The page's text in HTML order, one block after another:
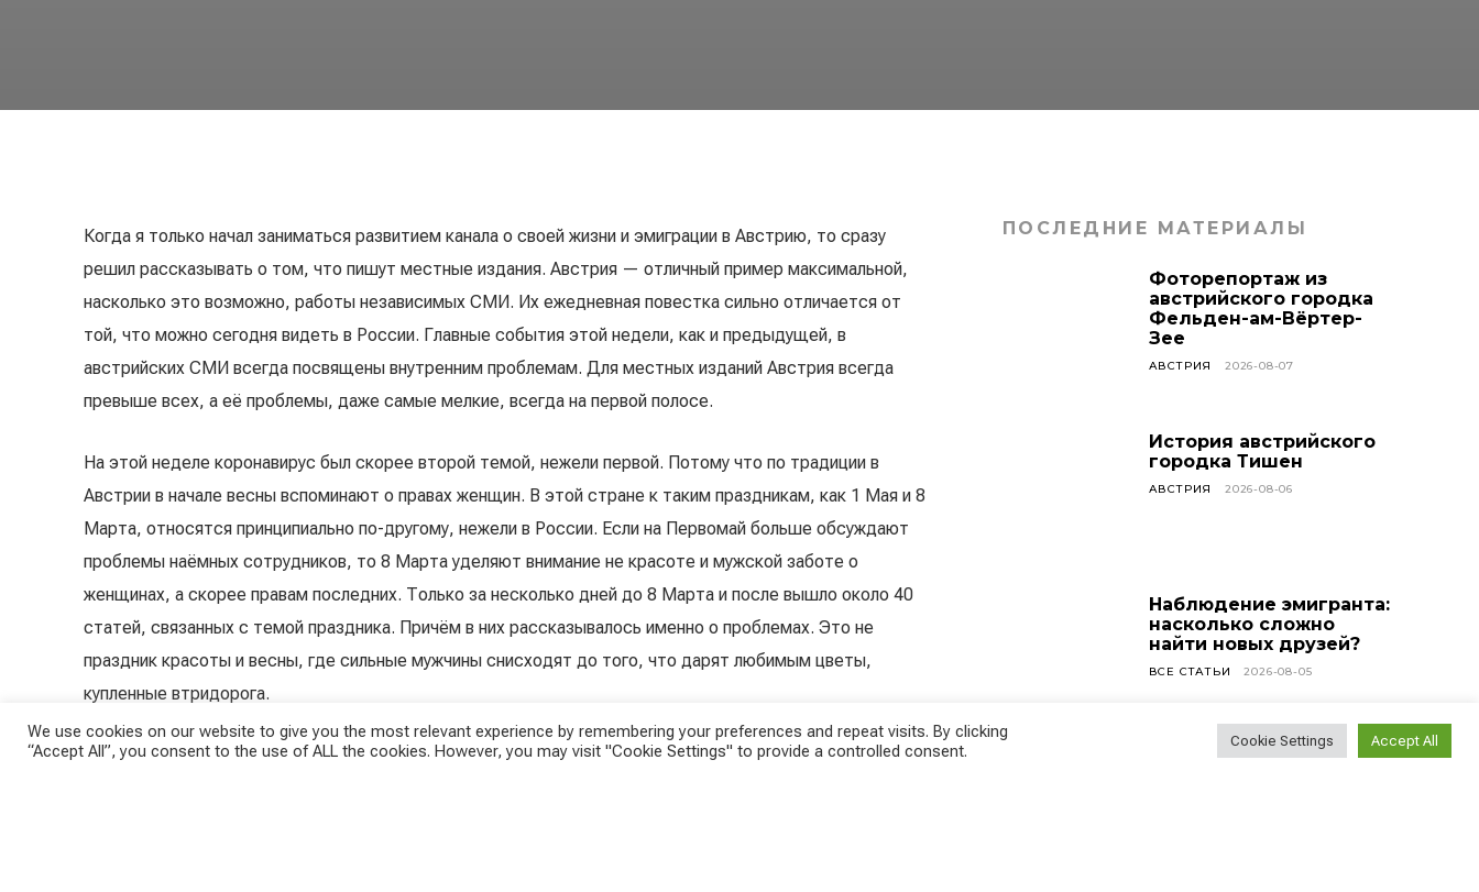
Когда я только начал заниматься развитием канала о своей жизни и эмиграции в Австрию, то сразу
решил рассказывать о том, что пишут местные издания. Австрия — отличный пример максимальной,
насколько это возможно, работы независимых СМИ. Их ежедневная повестка сильно отличается от
той, что можно сегодня видеть в России. Главные события этой недели, как и предыдущей, в
австрийских СМИ всегда посвящены внутренним проблемам. Для местных изданий Австрия всегда
превыше всех, а её проблемы, даже самые мелкие, всегда на первой полосе.
На этой неделе коронавирус был скорее второй темой, нежели первой. Потому что по традиции в
Австрии в начале весны вспоминают о правах женщин. В этой стране к таким праздникам, как 1 Мая и 8
Марта, относятся принципиально по-другому, нежели в России. Если на Первомай больше обсуждают
проблемы наёмных сотрудников, то 8 Марта уделяют внимание не красоте и мужской заботе о
женщинах, а скорее правам последних. Только за несколько дней до 8 Марта и после вышло около 40
статей, связанных с темой праздника. Причём в них рассказывалось именно о проблемах. Это не
праздник красоты и весны, где сильные мужчины снисходят до того, что дарят любимым цветы,
купленные втридорога.
ПОСЛЕДНИЕ МАТЕРИАЛЫ
Фоторепортаж из
австрийского городка
Фельден-ам-Вёртер-
Зее
АВСТРИЯ 2026-08-07
История австрийского
городка Тишен
АВСТРИЯ 2026-08-06
Наблюдение эмигранта:
насколько сложно
найти новых друзей?
ВСЕ СТАТЬИ 2026-08-05
We use cookies on our website to give you the most relevant experience by remembering your preferences and repeat visits. By clicking
“Accept All”, you consent to the use of ALL the cookies. However, you may visit "Cookie Settings" to provide a controlled consent.
Cookie Settings Accept All